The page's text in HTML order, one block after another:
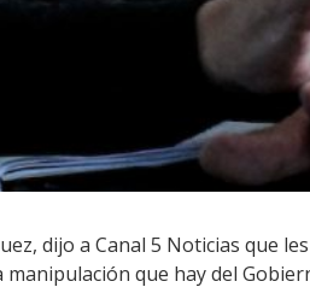
dijo a Canal 5 Noticias que
que hay del